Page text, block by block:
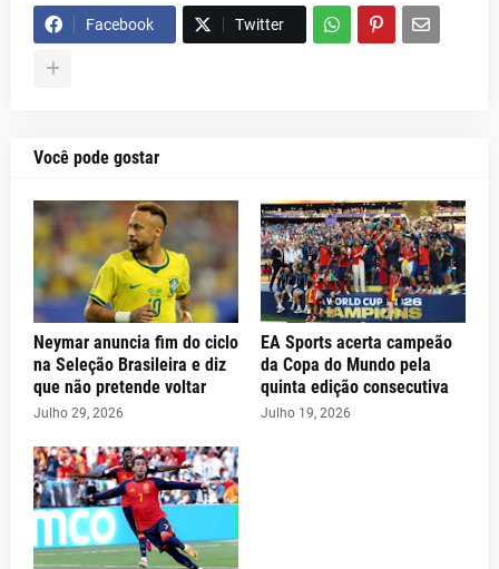
Facebook Twitter
Você pode gostar
Neymar anuncia fim do ciclo
na Seleção Brasileira e diz
que não pretende voltar
Julho 29, 2026
EA Sports acerta campeão
da Copa do Mundo pela
quinta edição consecutiva
Julho 19, 2026